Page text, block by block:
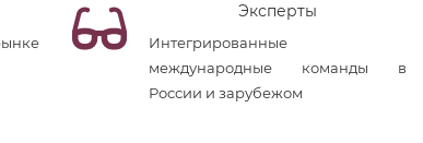
Эксперты
Интегрированные
международные команды в
России и зарубежом